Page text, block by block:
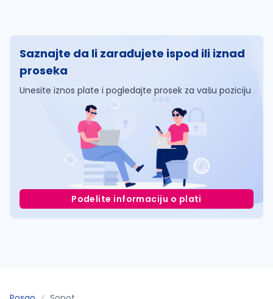
Saznajte da li zarađujete ispod ili iznad
proseka
Unesite iznos plate i pogledajte prosek za vašu poziciju
Podelite informaciju o plati